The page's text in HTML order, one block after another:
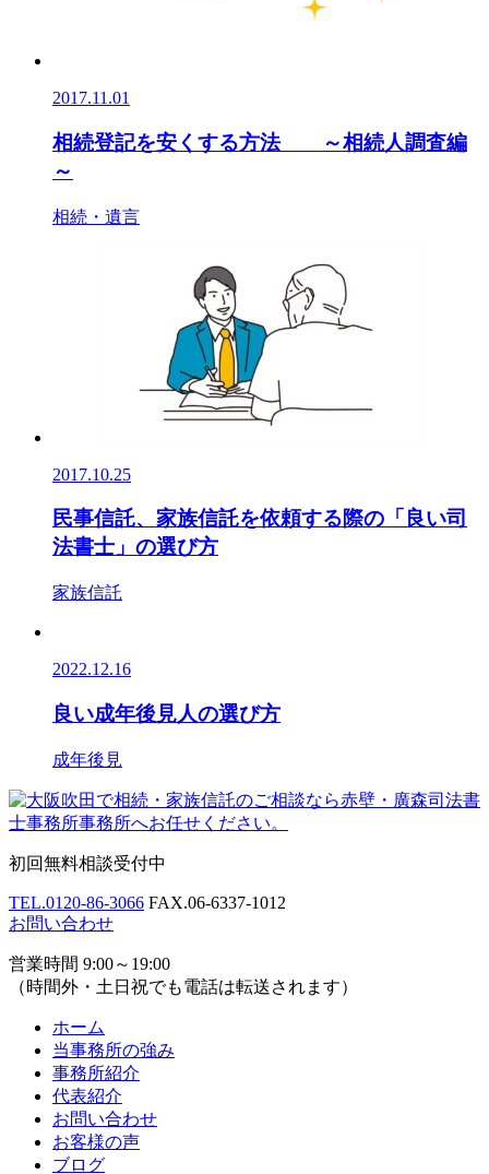
2017.11.01
相続登記を安くする方法 ～相続人調査編
～
相続・遺言
2017.10.25
民事信託、家族信託を依頼する際の「良い司
法書士」の選び方
家族信託
2022.12.16
良い成年後見人の選び方
成年後見
初回無料相談受付中
TEL.0120-86-3066 FAX.06-6337-1012
お問い合わせ
営業時間 9:00～19:00
（時間外・土日祝でも電話は転送されます）
ホーム
当事務所の強み
事務所紹介
代表紹介
お問い合わせ
お客様の声
ブログ